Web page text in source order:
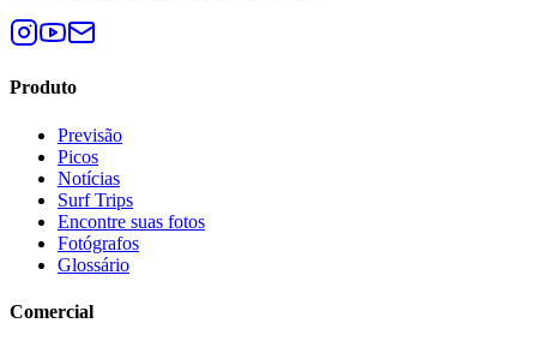
Produto
Previsão
Picos
Notícias
Surf Trips
Encontre suas fotos
Fotógrafos
Glossário
Comercial